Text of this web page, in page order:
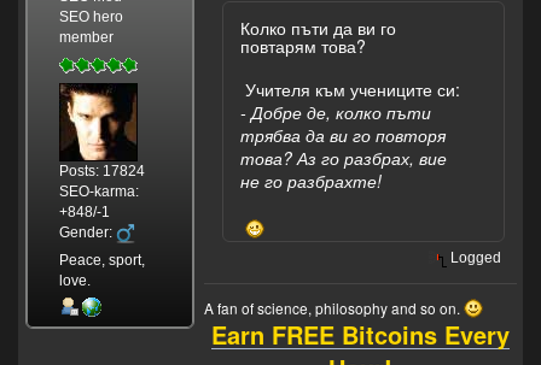
SEO hero
member
Posts: 17824
SEO-karma:
+848/-1
Gender:
Peace, sport,
love.
Колко пъти да ви го
повтарям това?
Учителя към учениците си:
- Добре де, колко пъти
трябва да ви го повторя
това? Аз го разбрах, вие
не го разбрахте!
Logged
A fan of science, philosophy and so on.
Earn FREE Bitcoins Every